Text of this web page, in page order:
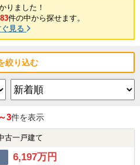
りました！
83件の中から探せます。
見る
絞り込む
3件を表示
古一戸建て
6,197万円